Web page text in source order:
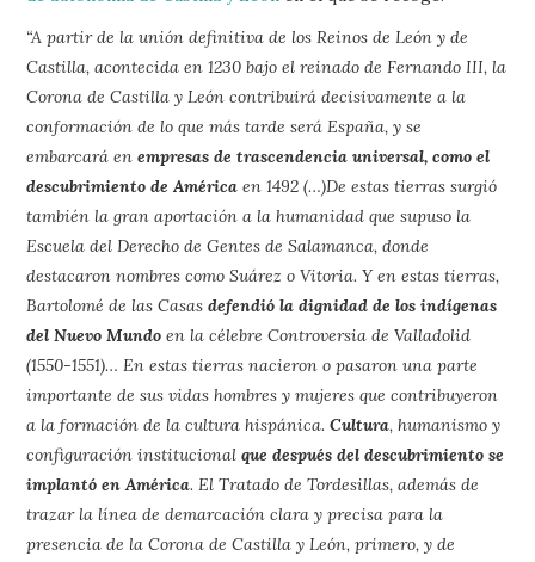
“A partir de la unión definitiva de los Reinos de León y de
Castilla, acontecida en 1230 bajo el reinado de Fernando III, la
Corona de Castilla y León contribuirá decisivamente a la
conformación de lo que más tarde será España, y se
embarcará enempresas de trascendencia universal, como el
descubrimiento de América en 1492 (…)De estas tierras surgió
también la gran aportación a la humanidad que supuso la
Escuela del Derecho de Gentes de Salamanca, donde
destacaron nombres como Suárez o Vitoria. Y en estas tierras,
Bartolomé de las Casasdefendió la dignidad de los indígenas
del Nuevo Mundo en la célebre Controversia de Valladolid
(1550-1551)… En estas tierras nacieron o pasaron una parte
importante de sus vidas hombres y mujeres que contribuyeron
a la formación de la cultura hispánica.Cultura, humanismo y
configuración institucionalque después del descubrimiento se
implantó en América. El Tratado de Tordesillas, además de
trazar la línea de demarcación clara y precisa para la
presencia de la Corona de Castilla y León, primero, y de